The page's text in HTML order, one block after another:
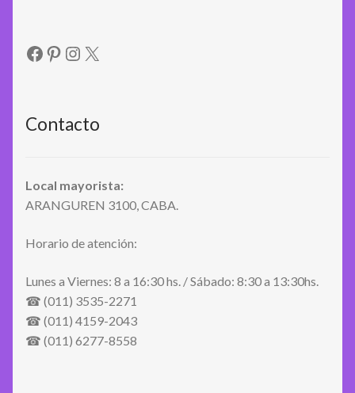
Facebook
Pinterest
Instagram
X
Contacto
Local mayorista:
ARANGUREN 3100, CABA.
Horario de atención:
Lunes a Viernes: 8 a 16:30 hs. / Sábado: 8:30 a 13:30hs.
☎ (011) 3535-2271
☎ (011) 4159-2043
☎ (011) 6277-8558